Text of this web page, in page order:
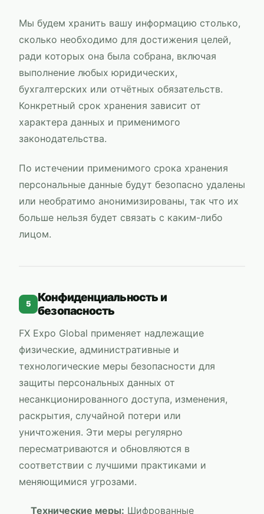
Мы будем хранить вашу информацию столько,
сколько необходимо для достижения целей,
ради которых она была собрана, включая
выполнение любых юридических,
бухгалтерских или отчётных обязательств.
Конкретный срок хранения зависит от
характера данных и применимого
законодательства.
По истечении применимого срока хранения
персональные данные будут безопасно удалены
или необратимо анонимизированы, так что их
больше нельзя будет связать с каким-либо
лицом.
5
Конфиденциальность и
безопасность
FX Expo Global применяет надлежащие
физические, административные и
технологические меры безопасности для
защиты персональных данных от
несанкционированного доступа, изменения,
раскрытия, случайной потери или
уничтожения. Эти меры регулярно
пересматриваются и обновляются в
соответствии с лучшими практиками и
меняющимися угрозами.
Технические меры: Шифрованные